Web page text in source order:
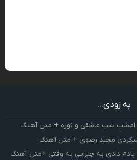
به زودی...
امشب شب عاشقی و نوره + متن آهنگ
شبگردی مجید رضوی + متن آهنگ
یادم دادی یه چیزایی یه وقتی +متن آهنگ